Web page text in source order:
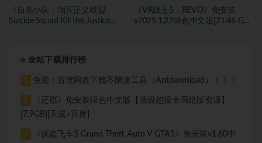
《自杀小队：消灭正义联盟
Suicide Squad Kill the Justice
《VR战士5：REVO》免安装
v2025.1.27绿色中文版[21.46 GB]
全站下载排行榜
1 免费！百度网盘下载不限速工具（Antdownload）！！！
2
《还愿》免安装绿色中文版【顶级超级全国绝版资源】
[7.9GB][天翼+百度]
3
《侠盗飞车5 Grand Theft Auto V GTA5》免安装v1.60中